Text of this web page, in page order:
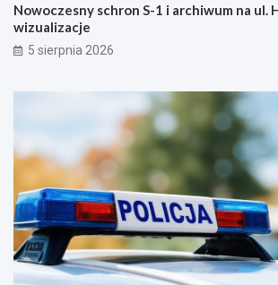
Nowoczesny schron S-1 i archiwum na ul.
wizualizacje
5 sierpnia 2026